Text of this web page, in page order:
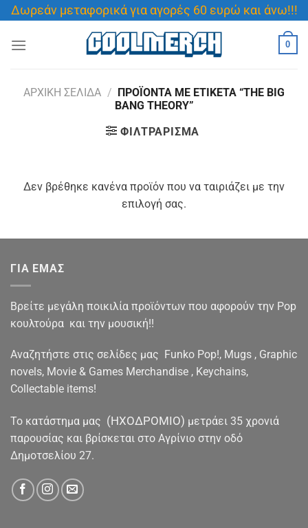
Μετάβαση
στο
περιεχόμενο
Δωρεάν μεταφορικά για αγορές 60 ευρώ και άνω!!!
0
ΑΡΧΙΚΉ ΣΕΛΊΔΑ / ΠΡΟΪΌΝΤΑ ΜΕ ΕΤΙΚΈΤΑ “THE BIG
BANG THEORY”
ΦΙΛΤΡΆΡΙΣΜΑ
Δεν βρέθηκε κανένα προϊόν που να ταιριάζει με την
επιλογή σας.
ΓΙΑ ΕΜΑΣ
Βρείτε μεγάλη ποικιλία προϊόντων που αφορούν την Pop
κουλτούρα και την μουσική!!
Αναζητήστε στις σελίδες μας Funko Pop!, Mugs , Graphic
novels, Movie & Games Merchandise , Keychains,
Collectable items!
To κατάστημα μας (ΗΧΟΔΡΟΜΙΟ) μετράει 35 χρονιά
παρουσίας και βρίσκεται στο Αγρίνιο στην οδό
Δημοτσελίου 27.